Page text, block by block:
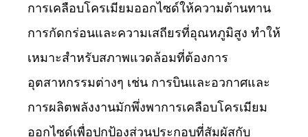
การเคลือบโครเมียมออกไซด์ให้ความต้านทาน
การกัดกร่อนและความเสถียรที่อุณหภูมิสูง ทำให้
เหมาะสำหรับสภาพแวดล้อมที่ต้องการ
อุตสาหกรรมต่างๆ เช่น การบินและอวกาศและ
การผลิตพลังงานมักพึ่งพาการเคลือบโครเมียม
ออกไซด์เพื่อปกป้องส่วนประกอบที่สัมผัสกับ